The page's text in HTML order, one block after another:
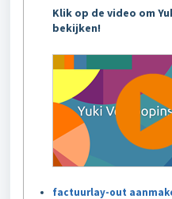
Klik op de video om
bekijken!
factuurlay-out